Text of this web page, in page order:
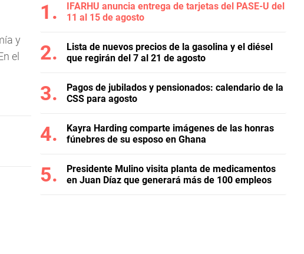
y
el
IFARHU anuncia entrega de tarjetas del PASE-U del
11 al 15 de agosto
Lista de nuevos precios de la gasolina y el diésel
que regirán del 7 al 21 de agosto
Pagos de jubilados y pensionados: calendario de la
CSS para agosto
Kayra Harding comparte imágenes de las honras
fúnebres de su esposo en Ghana
Presidente Mulino visita planta de medicamentos
en Juan Díaz que generará más de 100 empleos